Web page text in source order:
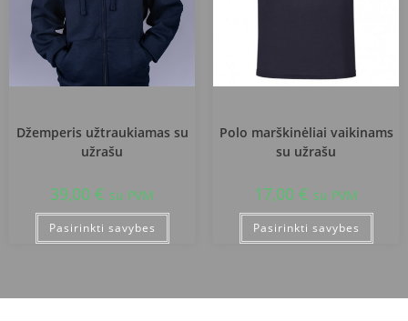
Džemperis užtraukiamas su
užrašu
39,00 € su PVM
Pasirinkti savybes
Polo marškinėliai vaikinams
su užrašu
17,00 € su PVM
Pasirinkti savybes